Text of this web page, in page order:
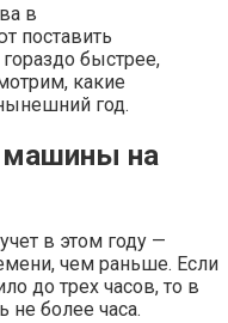
в
поставить
быстрее,
какие
год.
машины на
в этом году —
чем раньше. Если
до трех часов, то в
не более часа.